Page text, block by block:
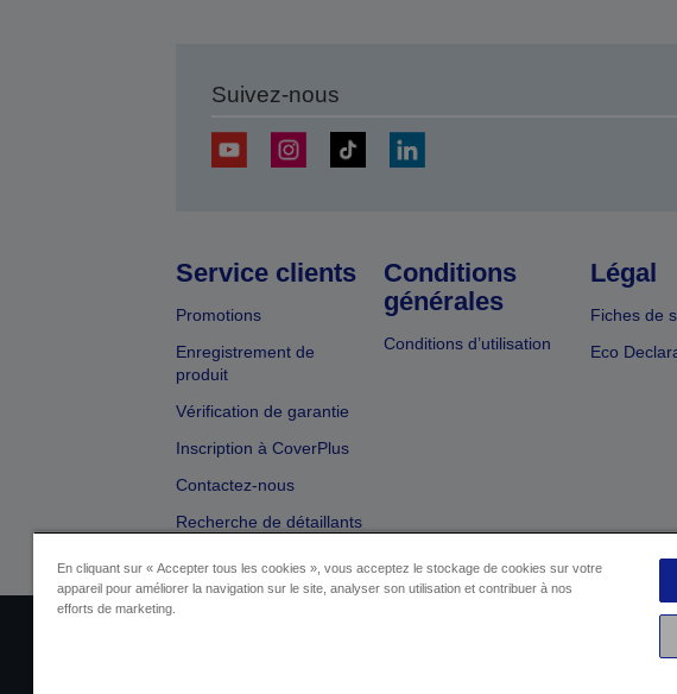
Suivez-nous
Service clients
Promotions
Enregistrement de
produit
Vérification de garantie
Inscription à CoverPlus
Contactez-nous
Recherche de détaillants
Conditions
générales
Conditions d’utilisation
Légal
Fiches de
Eco
En cliquant sur « Accepter tous les cookies », vous acceptez le stockage de cookies sur votre
appareil pour améliorer la navigation sur le site, analyser son utilisation et contribuer à nos
efforts de marketing.